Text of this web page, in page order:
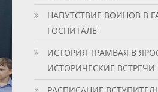
НАПУТСТВИЕ ВОИНОВ В
ГОСПИТАЛЕ
ИСТОРИЯ ТРАМВАЯ В
ИСТОРИЧЕСКИЕ ВСТРЕЧИ